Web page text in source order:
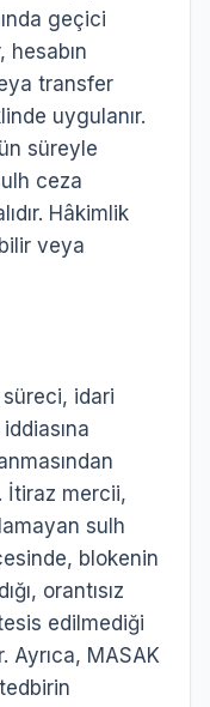
geçici
hesabın
transfer
uygulanır.
süreyle
ceza
Hâkimlik
veya
süreci, idari
İtiraz mercii,
sulh
blokenin
orantısız
edilmediği
Ayrıca, MASAK